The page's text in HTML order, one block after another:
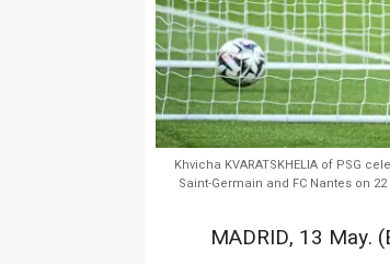
Khvicha KVARATSKHELIA of PSG
Saint-Germain and FC Nantes on
MADRID, 13 May.